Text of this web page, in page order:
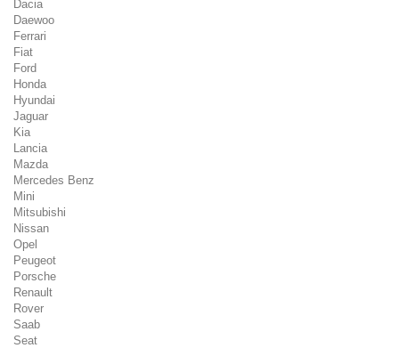
Dacia
Daewoo
Ferrari
Fiat
Ford
Honda
Hyundai
Jaguar
Kia
Lancia
Mazda
Mercedes Benz
Mini
Mitsubishi
Nissan
Opel
Peugeot
Porsche
Renault
Rover
Saab
Seat